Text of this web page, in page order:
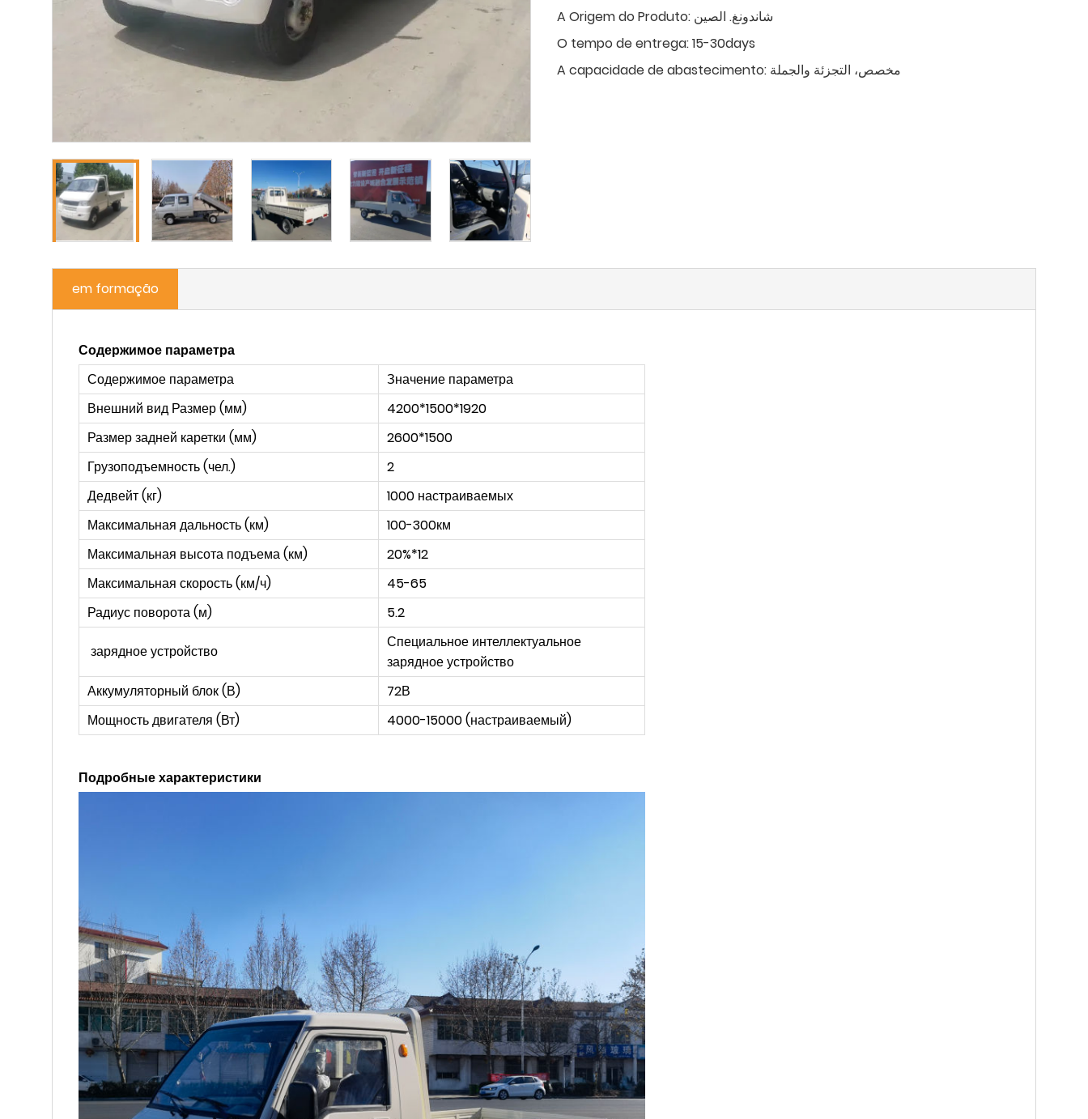
A Origem do Produto: شاندونغ. الصين
O tempo de entrega:15-30days
A capacidade de abastecimento: مخصص، التجزئة والجملة
em formação
Содержимое параметра
Содержимое параметра
Значение параметра
Внешний вид Размер (мм)
4200*1500*1920
Размер задней каретки (мм)
2600*1500
Грузоподъемность (чел.)
2
Дедвейт (кг)
1000 настраиваемых
Максимальная дальность (км)
100-300км
Максимальная высота подъема (км)
20%*12
Максимальная скорость (км/ч)
45-65
Радиус поворота (м)
5.2
зарядное устройство
Специальное интеллектуальное
зарядное устройство
Аккумуляторный блок (В)
72В
Мощность двигателя (Вт)
4000-15000 (настраиваемый)
Подробные характеристики